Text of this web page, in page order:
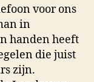
voor ons
in
handen heeft
die juist
zijn.